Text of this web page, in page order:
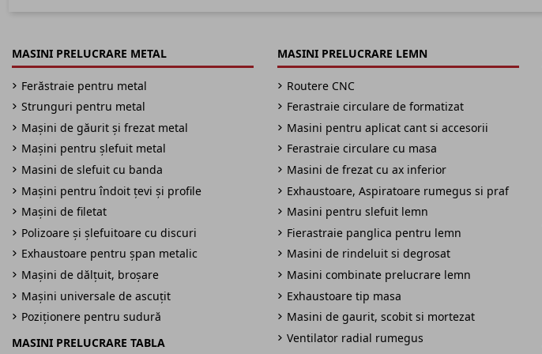
MASINI PRELUCRARE METAL
Ferăstraie pentru metal
Strunguri pentru metal
Mașini de găurit și frezat metal
Mașini pentru șlefuit metal
Masini de slefuit cu banda
Mașini pentru îndoit țevi și profile
Mașini de filetat
Polizoare și șlefuitoare cu discuri
Exhaustoare pentru șpan metalic
Mașini de dălțuit, broșare
Mașini universale de ascuțit
Poziționere pentru sudură
MASINI PRELUCRARE TABLA
MASINI PRELUCRARE LEMN
Routere CNC
Ferastraie circulare de formatizat
Masini pentru aplicat cant si accesorii
Ferastraie circulare cu masa
Masini de frezat cu ax inferior
Exhaustoare, Aspiratoare rumegus si praf
Masini pentru slefuit lemn
Fierastraie panglica pentru lemn
Masini de rindeluit si degrosat
Masini combinate prelucrare lemn
Exhaustoare tip masa
Masini de gaurit, scobit si mortezat
Ventilator radial rumegus